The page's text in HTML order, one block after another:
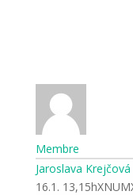
Membre
Jaroslava Krejčová
16.1.